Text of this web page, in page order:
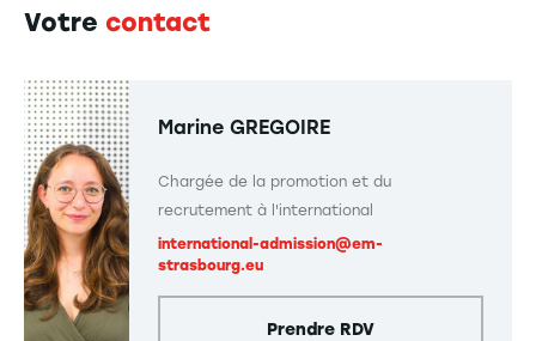
Votre contact
Marine GREGOIRE
Chargée de la promotion et du
recrutement à l'international
international-admission@em-
strasbourg.eu
Prendre RDV